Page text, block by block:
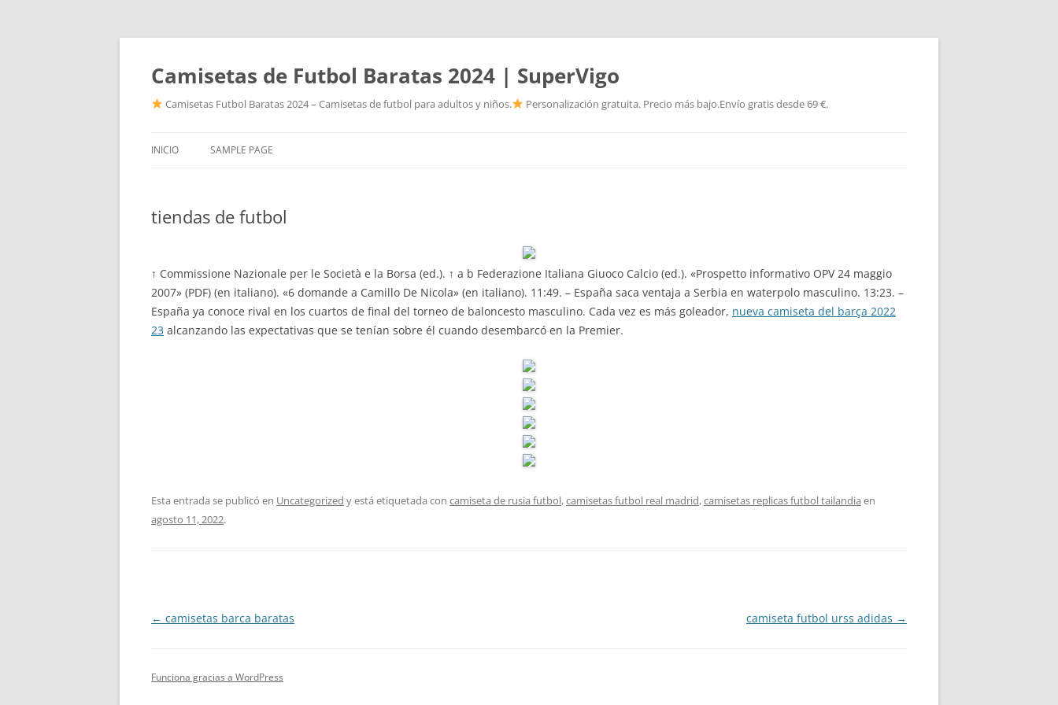
Camisetas de Futbol Baratas 2024 | SuperVigo
Camisetas Futbol Baratas 2024 – Camisetas de futbol para adultos y niños. Personalización gratuita. Precio más bajo.Envío gratis desde 69 €.
INICIO SAMPLE PAGE
tiendas de futbol
↑ Commissione Nazionale per le Società e la Borsa (ed.). ↑ a b Federazione Italiana Giuoco Calcio (ed.). «Prospetto informativo OPV 24 maggio
2007» (PDF) (en italiano). «6 domande a Camillo De Nicola» (en italiano). 11:49. – España saca ventaja a Serbia en waterpolo masculino. 13:23. –
España ya conoce rival en los cuartos de final del torneo de baloncesto masculino. Cada vez es más goleador, nueva camiseta del barça 2022
23 alcanzando las expectativas que se tenían sobre él cuando desembarcó en la Premier.
Esta entrada se publicó en Uncategorized y está etiquetada con camiseta de rusia futbol,camisetas futbol real madrid,camisetas replicas futbol tailandia en
agosto 11, 2022.
Navegación
← camisetas barca baratas camiseta futbol urss adidas →
Funciona gracias a WordPress